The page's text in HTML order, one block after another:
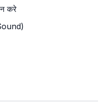
न करे